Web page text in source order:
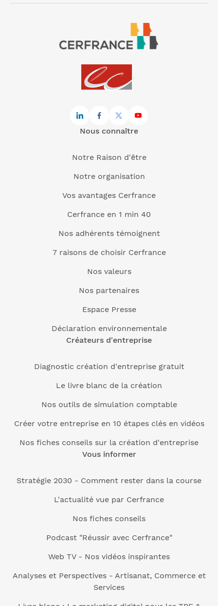
Nous connaître
Notre Raison d'être
Notre organisation
Vos avantages Cerfrance
Cerfrance en 1 min 40
Nos adhérents témoignent
7 raisons de choisir Cerfrance
Nos valeurs
Nos partenaires
Espace Presse
Déclaration environnementale
Créateurs d'entreprise
Diagnostic création d'entreprise gratuit
Le livre blanc de la création
Nos outils de simulation comptable
Créer votre entreprise en 10 étapes clés en vidéos
Nos fiches conseils sur la création d'entreprise
Vous informer
Stratégie 2030 - Comment rester dans la course
L'actualité vue par Cerfrance
Nos fiches conseils
Podcast "Réussir avec Cerfrance"
Web TV - Nos vidéos inspirantes
Analyses et Perspectives - Artisanat, Commerce et
Services